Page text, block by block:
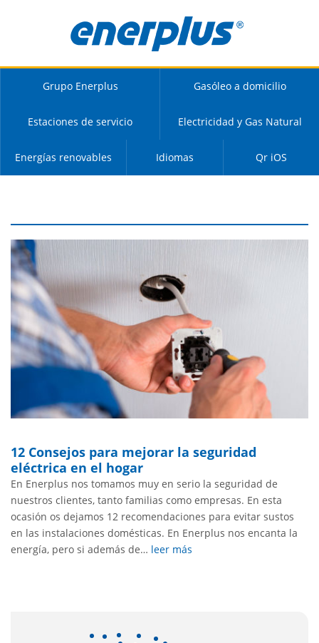
Grupo Enerplus Gasóleo a domicilio
Estaciones de servicio Electricidad y Gas Natural
Energías renovables Idiomas Qr iOS
12 Consejos para mejorar la seguridad
eléctrica en el hogar
En Enerplus nos tomamos muy en serio la seguridad de
nuestros clientes, tanto familias como empresas. En esta
ocasión os dejamos 12 recomendaciones para evitar sustos
en las instalaciones domésticas. En Enerplus nos encanta la
energía, pero si además de… leer más